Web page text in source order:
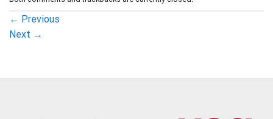
← Previous
Next →